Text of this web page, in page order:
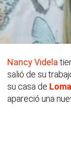
Nancy Videla
salió de su
su casa de
apareció una